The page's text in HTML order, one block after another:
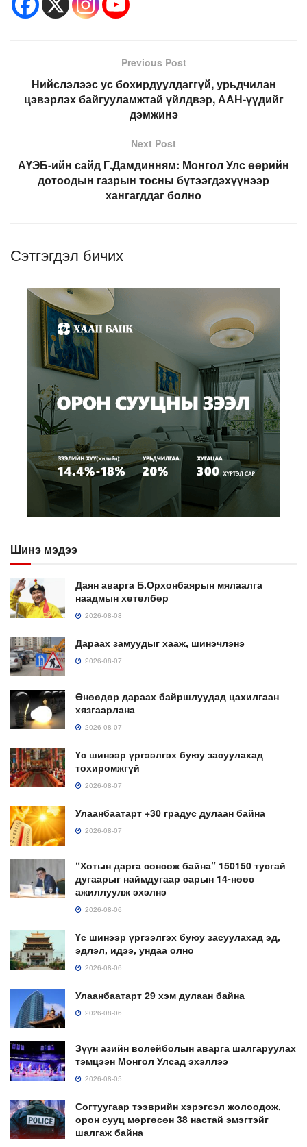
Previous Post
Нийслэлээс ус бохирдуулдаггүй, урьдчилан
цэвэрлэх байгууламжтай үйлдвэр, ААН-үүдийг
дэмжинэ
Next Post
АҮЭБ-ийн сайд Г.Дамдинням: Монгол Улс өөрийн
дотоодын газрын тосны бүтээгдэхүүнээр
хангагддаг болно
Сэтгэгдэл бичих
Шинэ мэдээ
Даян аварга Б.Орхонбаярын мялаалга
наадмын хөтөлбөр
2026-08-08
Дараах замуудыг хааж, шинэчлэнэ
2026-08-07
Өнөөдөр дараах байршлуудад цахилгаан
хязгаарлана
2026-08-07
Үс шинээр үргээлгэх буюу засуулахад
тохиромжгүй
2026-08-07
Улаанбаатарт +30 градус дулаан байна
2026-08-07
“Хотын дарга сонсож байна” 150150 тусгай
дугаарыг наймдугаар сарын 14-нөөс
ажиллуулж эхэлнэ
2026-08-06
Үс шинээр үргээлгэх буюу засуулахад эд,
эдлэл, идээ, ундаа олно
2026-08-06
Улаанбаатарт 29 хэм дулаан байна
2026-08-06
Зүүн азийн волейболын аварга шалгаруулах
тэмцээн Монгол Улсад эхэллээ
2026-08-05
Согтуугаар тээврийн хэрэгсэл жолоодож,
орон сууц мөргөсөн 38 настай эмэгтэйг
шалгаж байна